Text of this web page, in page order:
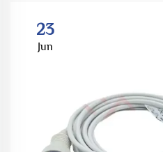
23
Jun